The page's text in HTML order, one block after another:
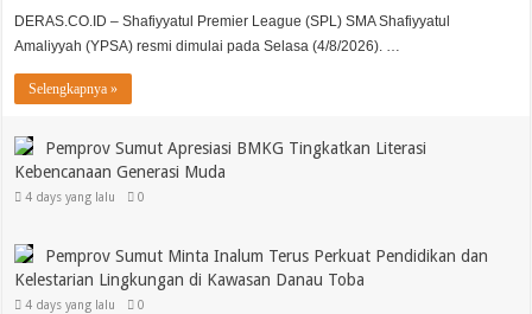
DERAS.CO.ID – Shafiyyatul Premier League (SPL) SMA Shafiyyatul
Amaliyyah (YPSA) resmi dimulai pada Selasa (4/8/2026). …
Selengkapnya »
Pemprov Sumut Apresiasi BMKG Tingkatkan Literasi
Kebencanaan Generasi Muda
4 days yang lalu 0
Pemprov Sumut Minta Inalum Terus Perkuat Pendidikan dan
Kelestarian Lingkungan di Kawasan Danau Toba
4 days yang lalu 0